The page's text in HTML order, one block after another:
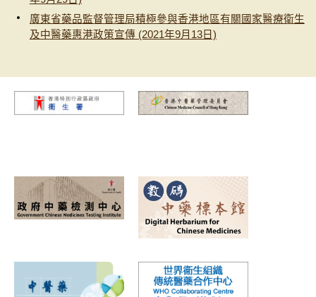
廣東省藥品監督管理局積極參與香港地區有關國家醫療衛生
及中醫藥惠港政策宣傳 (2021年9月13日)